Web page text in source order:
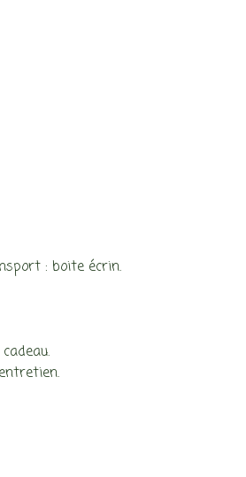
: boite écrin.